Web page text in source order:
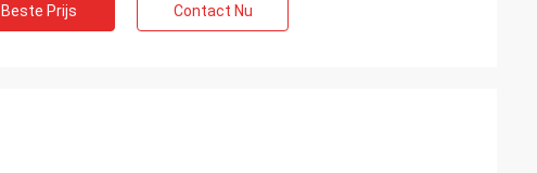
Beste Prijs Contact Nu